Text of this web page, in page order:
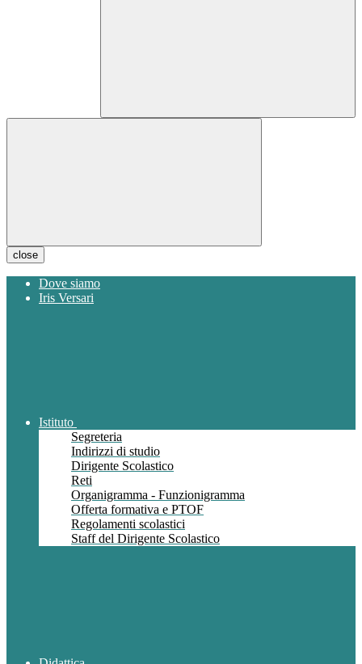
close
Dove siamo
Iris Versari
Istituto
Segreteria
Indirizzi di studio
Dirigente Scolastico
Reti
Organigramma - Funzionigramma
Offerta formativa e PTOF
Regolamenti scolastici
Staff del Dirigente Scolastico